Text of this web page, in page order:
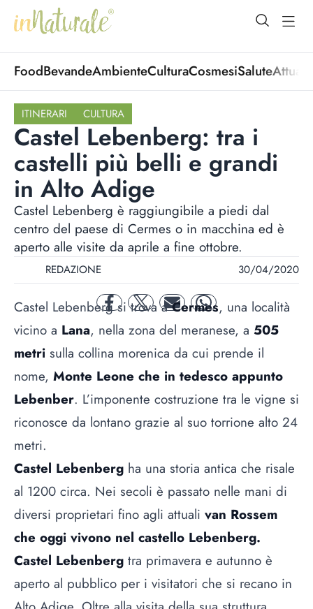
open
FoodBevandeAmbienteCulturaCosmesiSalute
ITINERARI CULTURA
Castel Lebenberg: tra i
castelli più belli e grandi
in Alto Adige
Castel Lebenberg è raggiungibile a piedi dal
centro del paese di Cermes o in macchina ed è
aperto alle visite da aprile a fine ottobre.
REDAZIONE 30/04/2020
facebooktwitter mail whatsapp
Castel Lebenberg si trova aCermes, una località
vicino a Lana, nella zona del meranese, a 505
metri sulla collina morenica da cui prende il
nome, Monte Leone che in tedesco appunto
Lebenber. L’imponente costruzione tra le vigne si
riconosce da lontano grazie al suo torrione alto 24
metri.
Castel Lebenberg ha una storia antica che risale
al 1200 circa. Nei secoli è passato nelle mani di
diversi proprietari fino agli attuali van Rossem
che oggi vivono nel castello Lebenberg.
Castel Lebenberg tra primavera e autunno è
aperto al pubblico per i visitatori che si recano in